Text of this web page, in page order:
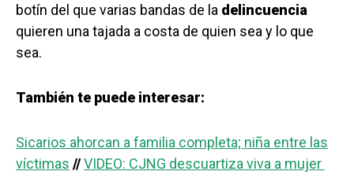
botín del que varias bandas de la delincuencia
quieren una tajada a costa de quien sea y lo que
sea.
También te puede interesar:
Sicarios ahorcan a familia completa; niña entre las
víctimas //VIDEO: CJNG descuartiza viva a mujer